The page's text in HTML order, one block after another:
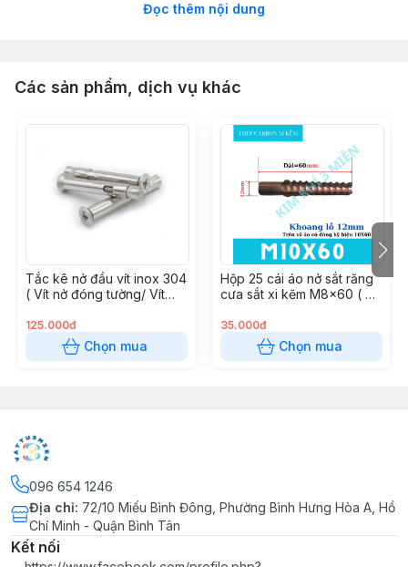
bulong nở, nở sắt 3 cánh, tắc kể
Đọc thêm nội dung
Các sản phẩm, dịch vụ khác
Tắc kê nở đầu vít inox 304
( Vít nở đóng tường/ Vít
125.000đ
Chọn mua
Hộp 25 cái áo nở sắt răng
cưa sắt xi kẽm M8x60 ( Áo
35.000đ
Chọn mua
096 654 1246
Địa chỉ: 72/10 Miếu Bình Đông, Phường Bình Hưng Hòa A, Hồ
Chí Minh - Quận Bình Tân
Kết nối